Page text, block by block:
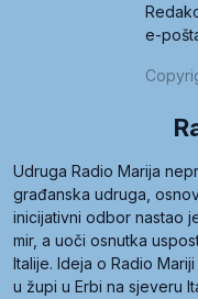
e-
Udruga Radio Marija
građanska udruga,
inicijativni odbor nastao
mir, a uoči osnutka
Italije. Ideja o Radio
u župi u Erbi na sjeveru